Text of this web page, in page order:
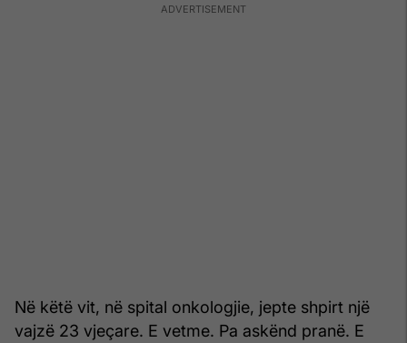
Në këtë vit, në spital onkologjie, jepte shpirt një
vajzë 23 vjeçare. E vetme. Pa askënd pranë. E